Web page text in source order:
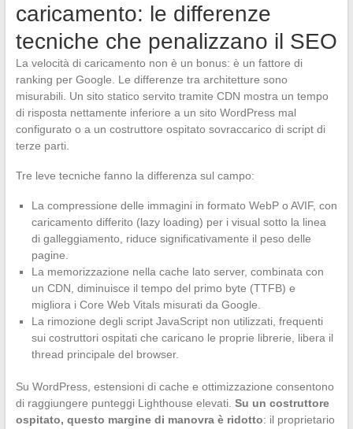
caricamento: le differenze
tecniche che penalizzano il SEO
La velocità di caricamento non è un bonus: è un fattore di
ranking per Google. Le differenze tra architetture sono
misurabili. Un sito statico servito tramite CDN mostra un tempo
di risposta nettamente inferiore a un sito WordPress mal
configurato o a un costruttore ospitato sovraccarico di script di
terze parti.
Tre leve tecniche fanno la differenza sul campo:
La compressione delle immagini in formato WebP o AVIF, con
caricamento differito (lazy loading) per i visual sotto la linea
di galleggiamento, riduce significativamente il peso delle
pagine.
La memorizzazione nella cache lato server, combinata con
un CDN, diminuisce il tempo del primo byte (TTFB) e
migliora i Core Web Vitals misurati da Google.
La rimozione degli script JavaScript non utilizzati, frequenti
sui costruttori ospitati che caricano le proprie librerie, libera il
thread principale del browser.
Su WordPress, estensioni di cache e ottimizzazione consentono
di raggiungere punteggi Lighthouse elevati. Su un costruttore
ospitato, questo margine di manovra è ridotto: il proprietario